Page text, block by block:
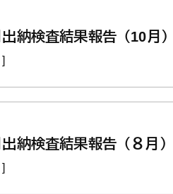
納検査結果報告（10月）
納検査結果報告（８月）